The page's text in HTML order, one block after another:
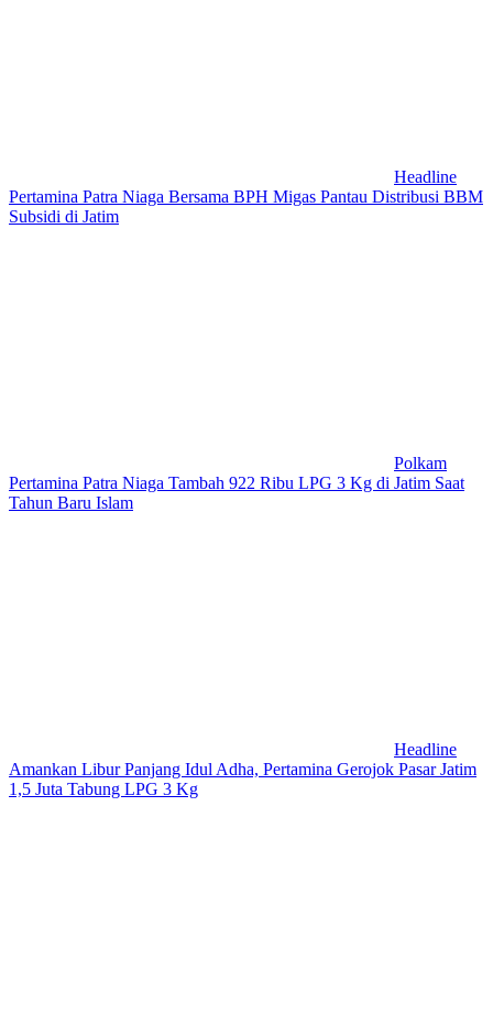
Headline
Pertamina Patra Niaga Bersama BPH Migas Pantau Distribusi BBM
Subsidi di Jatim
Polkam
Pertamina Patra Niaga Tambah 922 Ribu LPG 3 Kg di Jatim Saat
Tahun Baru Islam
Headline
Amankan Libur Panjang Idul Adha, Pertamina Gerojok Pasar Jatim
1,5 Juta Tabung LPG 3 Kg